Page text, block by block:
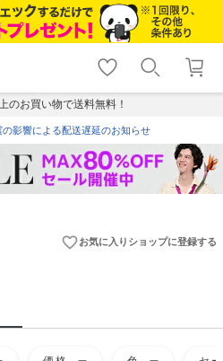
shopping_cart lock_outline
ログイン
のお買い物で送料無料！
影響による配送遅延のお知らせ
favorite_borderお気に入りショップに登録する